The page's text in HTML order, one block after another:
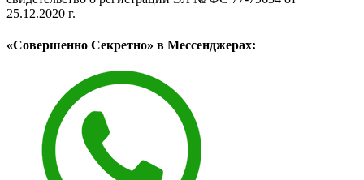
25.12.2020 г.
«Совершенно Секретно» в Мессенджерах: